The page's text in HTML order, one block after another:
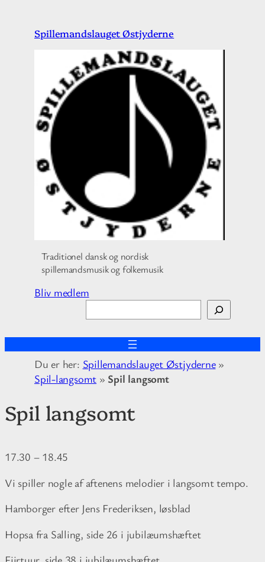
Spillemandslauget Østjyderne
Traditionel dansk og nordisk
spillemandsmusik og folkemusik
Bliv medlem
ø
g
Du er her: Spillemandslauget Østjyderne»
Spil-langsomt » Spil langsomt
Spil langsomt
17.30 – 18.45
Vi spiller nogle af aftenens melodier i langsomt tempo.
Hamborger efter Jens Frederiksen, løsblad
Hopsa fra Salling, side 26 i jubilæumshæftet